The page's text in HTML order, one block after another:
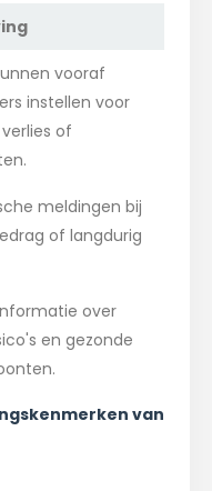
van
vooraf
instellen voor
of
meldingen bij
of langdurig
over
en gezonde